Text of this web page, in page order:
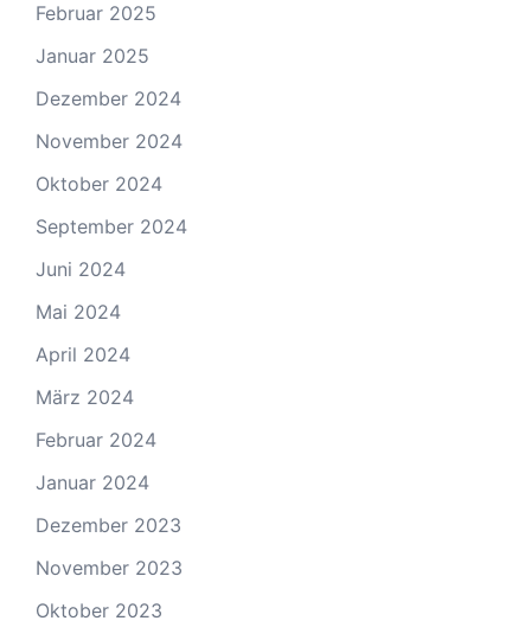
Februar 2025
Januar 2025
Dezember 2024
November 2024
Oktober 2024
September 2024
Juni 2024
Mai 2024
April 2024
März 2024
Februar 2024
Januar 2024
Dezember 2023
November 2023
Oktober 2023